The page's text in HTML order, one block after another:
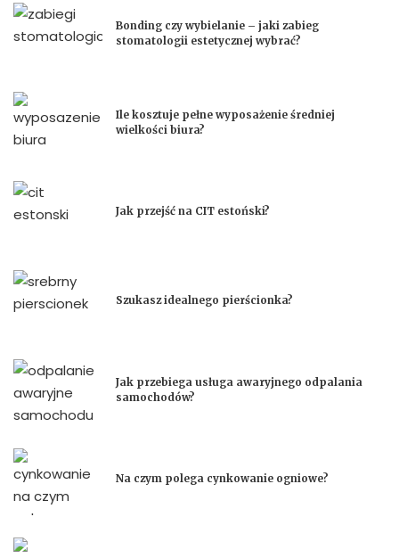
Bonding czy wybielanie – jaki zabieg
stomatologii estetycznej wybrać?
Ile kosztuje pełne wyposażenie średniej
wielkości biura?
Jak przejść na CIT estoński?
Szukasz idealnego pierścionka?
Jak przebiega usługa awaryjnego odpalania
samochodów?
Na czym polega cynkowanie ogniowe?